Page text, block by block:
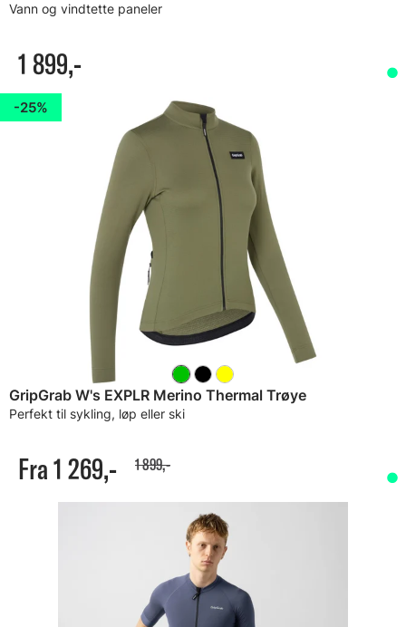
Vann og vindtette paneler
1 899,-
25%
GripGrab W's EXPLR Merino Thermal Trøye
Perfekt til sykling, løp eller ski
Fra 1 269,- 1 899,-